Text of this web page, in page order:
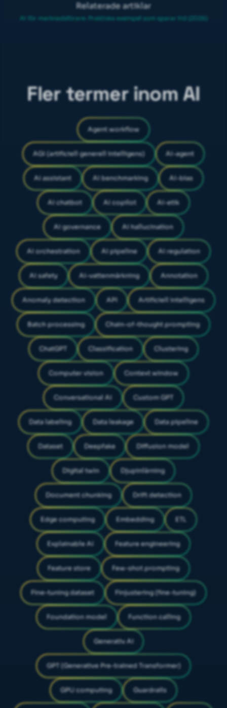
Relaterade artiklar
AI för marknadsförare: Praktiska exempel som sparar tid (2026)
Fler termer inom AI
Agent workflow
AGI (artificiell generell intelligens) AI-agent
AI assistant AI benchmarking AI-bias
AI chatbot AI copilot AI-etik
AI governance AI hallucination
AI orchestration AI pipeline AI regulation
AI safety AI-vattenmärkning Annotation
Anomaly detection API Artificiell intelligens
Batch processing Chain-of-thought prompting
ChatGPT Classification Clustering
Computer vision Context window
Conversational AI Custom GPT
Data labeling Data leakage Data pipeline
Dataset Deepfake Diffusion model
Digital twin Djupinlärning
Document chunking Drift detection
Edge computing Embedding ETL
Explainable AI Feature engineering
Feature store Few-shot prompting
Fine-tuning dataset Finjustering (fine-tuning)
Foundation model Function calling
Generativ AI
GPT (Generative Pre-trained Transformer)
GPU computing Guardrails